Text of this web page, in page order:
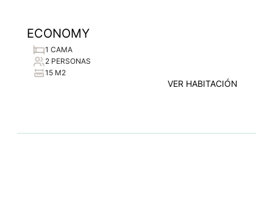
ECONOMY
1 CAMA
2 PERSONAS
15 M2
VER HABITACIÓN